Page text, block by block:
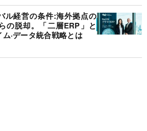
ル経営の条件:海外拠点の
の脱却。「二層ERP」と
·データ統合戦略とは